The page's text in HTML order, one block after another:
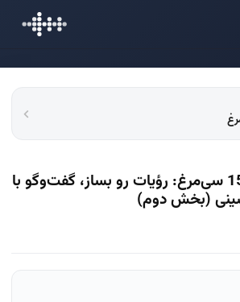
اپیزود 15 سی‌مرغ: رؤیات رو بساز، گفت‌وگو با
(بخش دوم)